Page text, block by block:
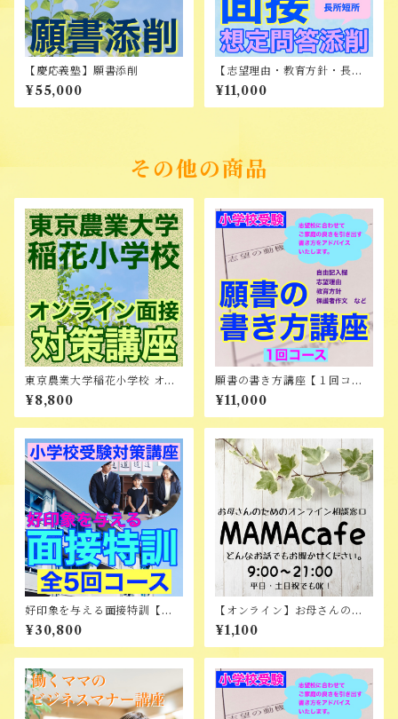
【慶応義塾】願書添削
¥55,000
【志望理由・教育方針・長所
短所】想定問答添削
¥11,000
その他の商品
東京農業大学稲花小学校 オン
ライン面接対策講座
¥8,800
願書の書き方講座【１回コー
ス】
¥11,000
好印象を与える面接特訓【全5
回コース】
¥30,800
【オンライン】お母さんのた
めの相談窓口 MAMAcafe
¥1,100